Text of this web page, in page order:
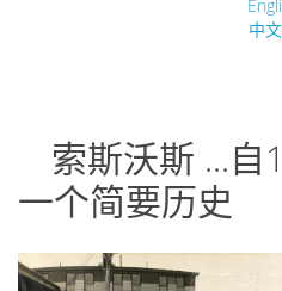
中
索斯沃斯 ...
一个简要历史